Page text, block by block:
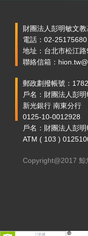
財團法人彭明敏文教
電話：02-25175680
地址：台北市松江
聯絡信箱：
郵政劃撥帳號：
戶名：財團法人彭
新光銀行 南東分行
0125-10-0012928
戶名：財團法人彭
ATM ( 103 )
Copyright@2017 鯨